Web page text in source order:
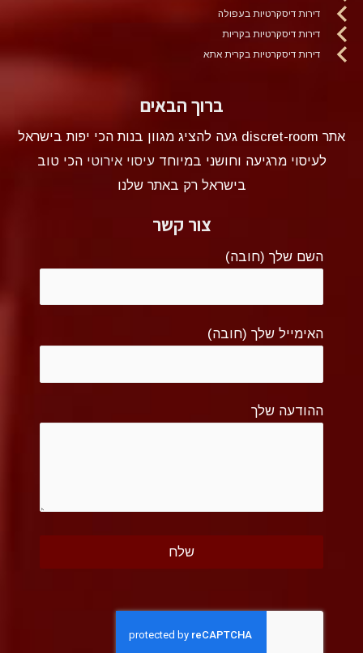
דירות דיסקרטיות בעפולה
דירות דיסקרטיות בקריות
דירות דיסקרטיות בקרית אתא
ברוך הבאים
אתר discret-room געה להציג מגוון בנות הכי יפות בישראל
לעיסוי מרגיעה וחושני במיוחדעיסוי אירוטי הכי טוב
בישראל רק באתר שלנו
צור קשר
השם שלך (חובה)
האימייל שלך (חובה)
ההודעה שלך